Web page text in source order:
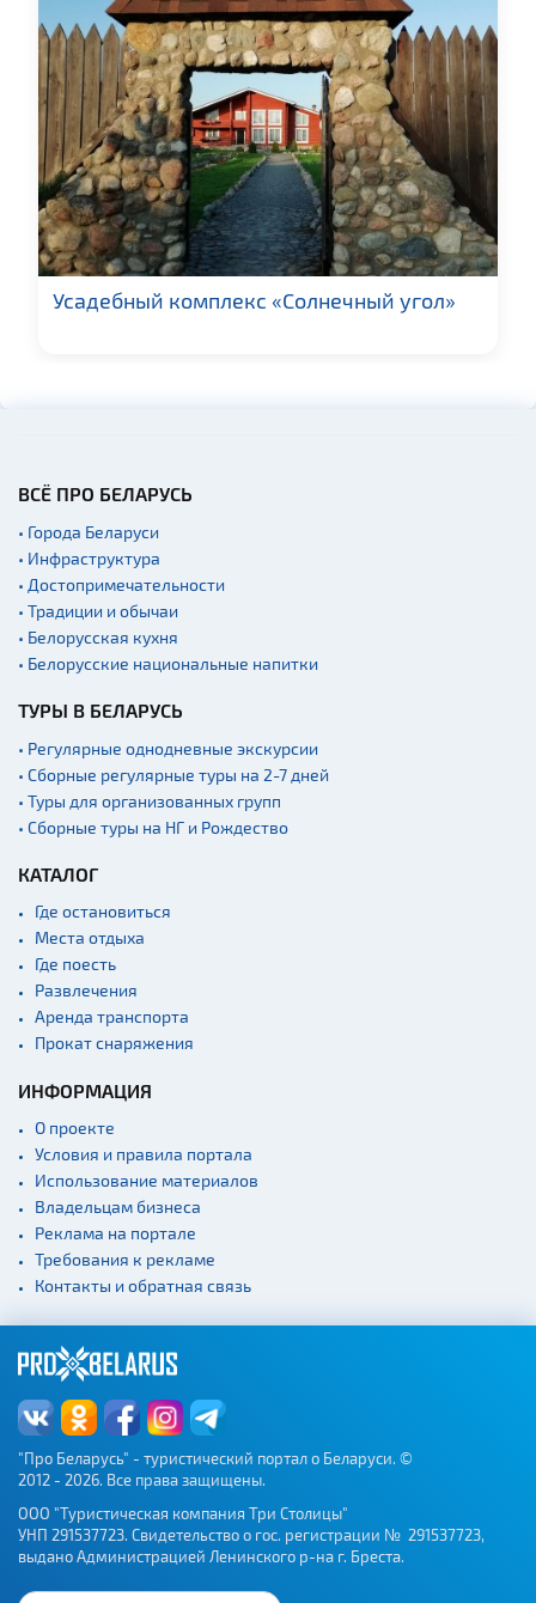
Усадебный комплекс «Солнечный угол»
ВСЁ ПРО БЕЛАРУСЬ
• Города Беларуси
• Инфраструктура
• Достопримечательности
• Традиции и обычаи
• Белорусская кухня
• Белорусские национальные напитки
ТУРЫ В БЕЛАРУСЬ
• Регулярные однодневные экскурсии
• Сборные регулярные туры на 2-7 дней
• Туры для организованных групп
• Сборные туры на НГ и Рождество
КАТАЛОГ
Где остановиться
Места отдыха
Где поесть
Развлечения
Аренда транспорта
Прокат снаряжения
ИНФОРМАЦИЯ
О проекте
Условия и правила портала
Использование материалов
Владельцам бизнеса
Реклама на портале
Требования к рекламе
Контакты и обратная связь
"Про Беларусь" - туристический портал о Беларуси. ©
2012 - 2026. Все права защищены.
ООО "Туристическая компания Три Столицы"
УНП 291537723. Свидетельство о гос. регистрации № 291537723,
выдано Администрацией Ленинского р-на г. Бреста.